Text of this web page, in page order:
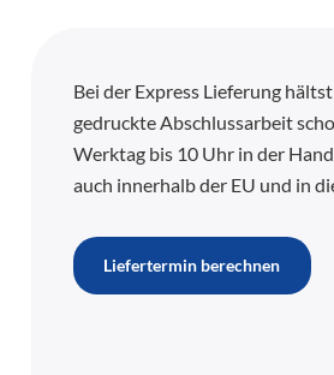
Bei der Express Lieferung
gedruckte Abschlussarbeit
Werktag bis 10 Uhr in der
auch innerhalb der EU und in
Liefertermin berechnen